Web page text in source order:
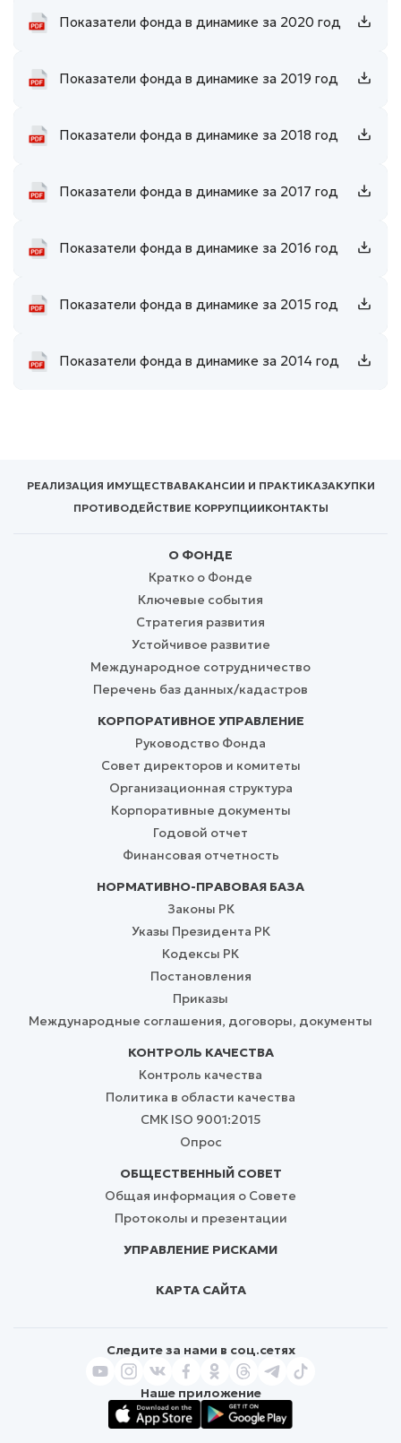
Показатели фонда в динамике за 2020 год
Показатели фонда в динамике за 2019 год
Показатели фонда в динамике за 2018 год
Показатели фонда в динамике за 2017 год
Показатели фонда в динамике за 2016 год
Показатели фонда в динамике за 2015 год
Показатели фонда в динамике за 2014 год
РЕАЛИЗАЦИЯ ИМУЩЕСТВАВАКАНСИИ И ПРАКТИКАЗАКУПКИ
ПРОТИВОДЕЙСТВИЕ КОРРУПЦИИКОНТАКТЫ
О ФОНДЕ
Кратко о Фонде
Ключевые события
Стратегия развития
Устойчивое развитие
Международное сотрудничество
Перечень баз данных/кадастров
КОРПОРАТИВНОЕ УПРАВЛЕНИЕ
Руководство Фонда
Совет директоров и комитеты
Организационная структура
Корпоративные документы
Годовой отчет
Финансовая отчетность
НОРМАТИВНО-ПРАВОВАЯ БАЗА
Законы РК
Указы Президента РК
Кодексы РК
Постановления
Приказы
Международные соглашения, договоры, документы
КОНТРОЛЬ КАЧЕСТВА
Контроль качества
Политика в области качества
СМК ISO 9001:2015
Опрос
ОБЩЕСТВЕННЫЙ СОВЕТ
Общая информация о Совете
Протоколы и презентации
УПРАВЛЕНИЕ РИСКАМИ
КАРТА САЙТА
Следите за нами в соц.сетях
Наше приложение